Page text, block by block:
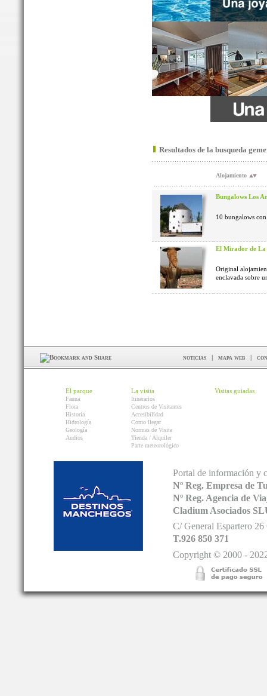
Resultados de la busqueda
Alojamiento
Bungalows Los
10 bungalows
El Mirador de La
Original
enclavada sobre
noticias | mapa web |
El parque
Fauna
Flora
Historia
Hidrología
Geología
Audios
La visita
Itinerarios
Centros de Visitantes
Accesibilidad
Como llegar
Normas de Visita
Tienda / Alquiler
Parte meteorológico
Visitas guiadas
Portal de información y
Nº Reg. Empresa de
Nº Reg. Agencia de
Cladium Asociados
C/ General Espartero
T.926 850 371
Copyright © 2000 -